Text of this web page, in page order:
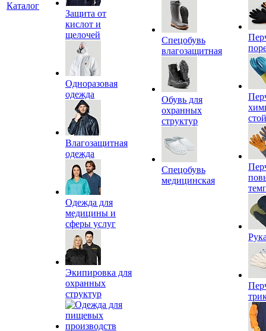
Каталог
Защита от
кислот и
щелочей
Одноразовая
одежда
Влагозащитная
одежда
Одежда для
медицины и
сферы услуг
Экипировка для
охранных
структур
Спецобувь
влагозащитная
Обувь для
охранных
структур
Спецобувь
медицинская